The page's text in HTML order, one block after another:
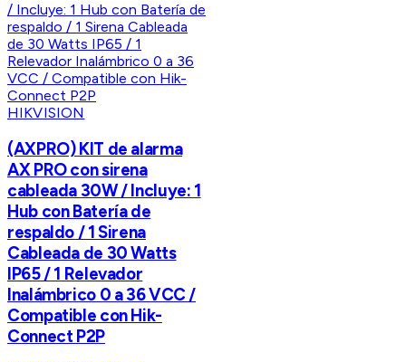
HIKVISION
(AXPRO) KIT de alarma
AX PRO con sirena
cableada 30W / Incluye: 1
Hub con Batería de
respaldo / 1 Sirena
Cableada de 30 Watts
IP65 / 1 Relevador
Inalámbrico 0 a 36 VCC /
Compatible con Hik-
Connect P2P